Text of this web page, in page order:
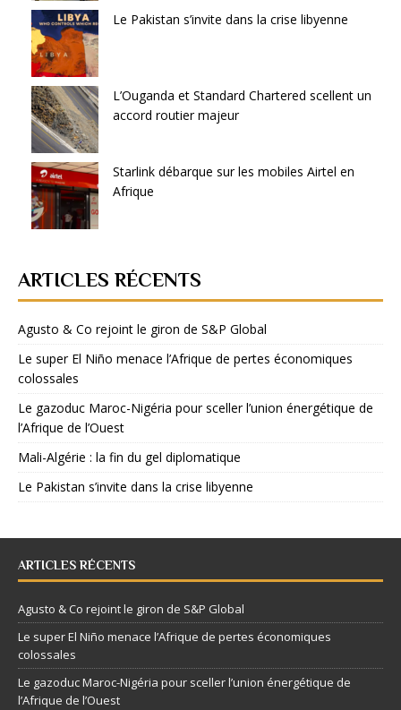
Le Pakistan s’invite dans la crise libyenne
L’Ouganda et Standard Chartered scellent un
accord routier majeur
Starlink débarque sur les mobiles Airtel en
Afrique
ARTICLES RÉCENTS
Agusto & Co rejoint le giron de S&P Global
Le super El Niño menace l’Afrique de pertes économiques
colossales
Le gazoduc Maroc-Nigéria pour sceller l’union énergétique de
l’Afrique de l’Ouest
Mali-Algérie : la fin du gel diplomatique
Le Pakistan s’invite dans la crise libyenne
ARTICLES RÉCENTS
Agusto & Co rejoint le giron de S&P Global
Le super El Niño menace l’Afrique de pertes économiques
colossales
Le gazoduc Maroc-Nigéria pour sceller l’union énergétique de
l’Afrique de l’Ouest